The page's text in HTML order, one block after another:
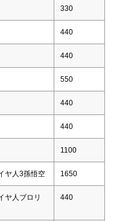
330
440
440
550
440
440
1100
ヤ人3孫悟空 1650
ヤ人ブロリ
440